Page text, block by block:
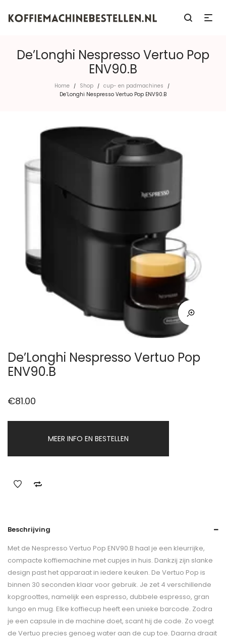
De’Longhi Nespresso Vertuo Pop
ENV90.B
Home / Shop / cup- en padmachines /
De’Longhi Nespresso Vertuo Pop ENV90.B
De’Longhi Nespresso Vertuo Pop
ENV90.B
€81.00
MEER INFO EN BESTELLEN
Beschrijving
Met de Nespresso Vertuo Pop ENV90.B haal je een kleurrijke,
compacte koffiemachine met cupjes in huis. Dankzij zijn slanke
design past het apparaat in iedere keuken. De Vertuo Pop is
binnen 30 seconden klaar voor gebruik. Je zet 4 verschillende
kopgroottes, namelijk een espresso, dubbele espresso, gran
lungo en mug. Elke koffiecup heeft een unieke barcode. Zodra
je een capsule in de machine doet, scant hij de code. Zo voegt
de Vertuo precies genoeg water aan de cup toe. Daarna draait